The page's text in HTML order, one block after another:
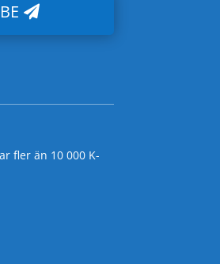
fler än 10 000 K-